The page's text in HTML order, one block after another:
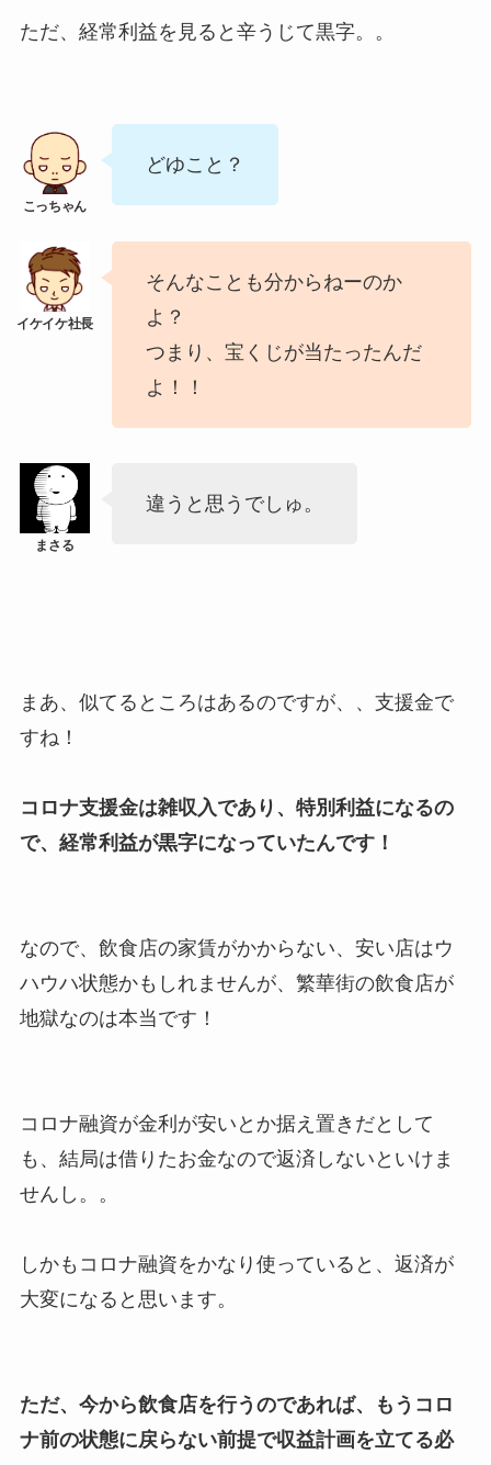
ただ、経常利益を見ると辛うじて黒字。。
どゆこと？
そんなことも分からねーのか
よ？
つまり、宝くじが当たったんだ
よ！！
違うと思うでしゅ。
まあ、似てるところはあるのですが、、支援金で
すね！
コロナ支援金は雑収入であり、特別利益になるの
で、経常利益が黒字になっていたんです！
なので、飲食店の家賃がかからない、安い店はウ
ハウハ状態かもしれませんが、繁華街の飲食店が
地獄なのは本当です！
コロナ融資が金利が安いとか据え置きだとして
も、結局は借りたお金なので返済しないといけま
せんし。。
しかもコロナ融資をかなり使っていると、返済が
大変になると思います。
ただ、今から飲食店を行うのであれば、もうコロ
ナ前の状態に戻らない前提で収益計画を立てる必